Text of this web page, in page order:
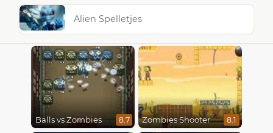
Alien Spelletjes
Balls vs Zombies 8.7 Zombies Shooter 8.1